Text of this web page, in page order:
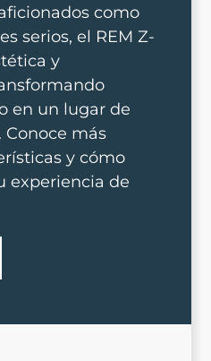
como
serios, el REM Z-
y
en un lugar de
más
y cómo
experiencia de